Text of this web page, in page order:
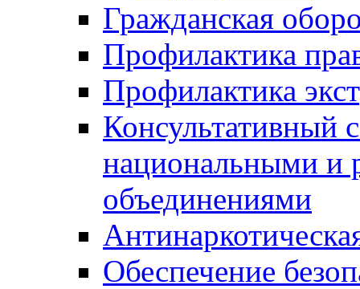
Гражданская
Профилактика
Профилактика
Консультативный
национальными и
объединениями
Обеспечение